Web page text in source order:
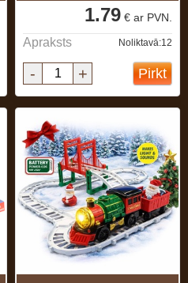
1.79 € ar PVN.
Apraksts Noliktavā:12
- + Pirkt